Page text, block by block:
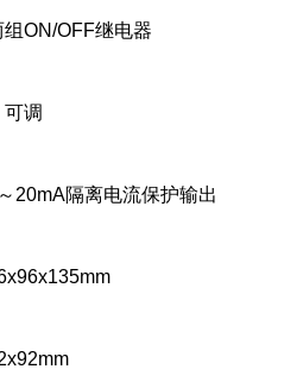
ON/OFF继电器
调
20mA隔离电流保护输出